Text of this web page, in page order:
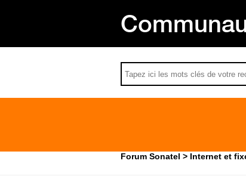
Forum Sonatel Internet et